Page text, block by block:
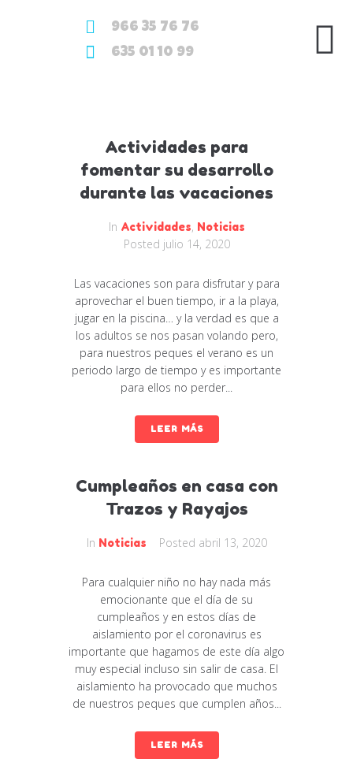
966 35 76 76
635 01 10 99
Actividades para
fomentar su desarrollo
durante las vacaciones
In Actividades, Noticias
Posted julio 14, 2020
Las vacaciones son para disfrutar y para
aprovechar el buen tiempo, ir a la playa,
jugar en la piscina… y la verdad es que a
los adultos se nos pasan volando pero,
para nuestros peques el verano es un
periodo largo de tiempo y es importante
para ellos no perder...
LEER MÁS
Cumpleaños en casa con
Trazos y Rayajos
In Noticias Posted abril 13, 2020
Para cualquier niño no hay nada más
emocionante que el día de su
cumpleaños y en estos días de
aislamiento por el coronavirus es
importante que hagamos de este día algo
muy especial incluso sin salir de casa. El
aislamiento ha provocado que muchos
de nuestros peques que cumplen años...
LEER MÁS